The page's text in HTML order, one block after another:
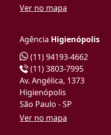
Ver no mapa
Agência Higienópolis
(11) 94193-4662
(11) 3803-7995
Av. Angélica, 1373
Higienópolis
São Paulo - SP
Ver no mapa